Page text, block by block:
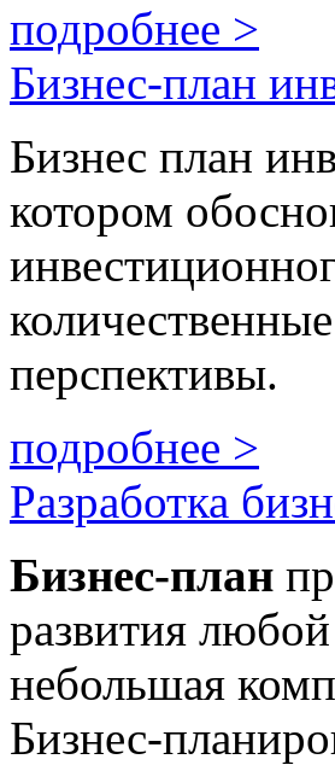
подробнее >
Бизнес-план
Бизнес план
котором
перспективы.
подробнее >
Разработка
Бизнес-план
развития
небольшая
Бизнес-